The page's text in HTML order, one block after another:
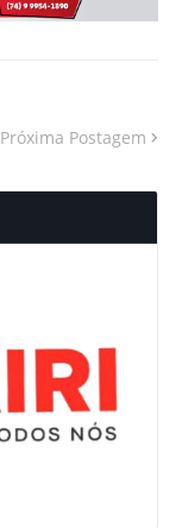
Próxima Postagem